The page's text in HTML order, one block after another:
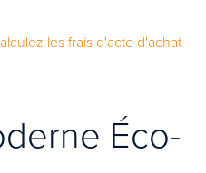
les frais d'acte d'achat
Éco-